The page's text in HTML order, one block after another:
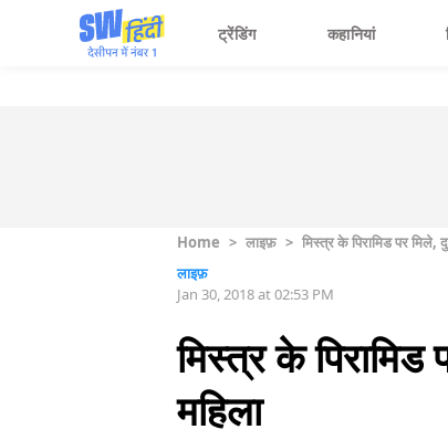
ट्रेंडिंग कहानियां
Home > लाइफ़ > मिस्त्र के पिरामिड पर
लाइफ़
Jan 30, 2018 at 02:53 PM
मिस्त्र के
महिला